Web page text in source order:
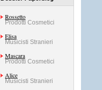
Rossetto
Prodotti Cosmetici
Elisa
Musicisti Stranieri
Mascara
Prodotti Cosmetici
Alice
Musicisti Stranieri